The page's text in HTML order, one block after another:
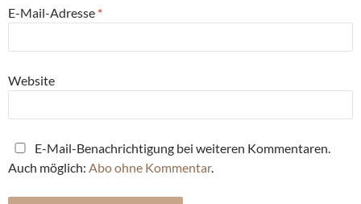
E-Mail-Adresse *
Website
E-Mail-Benachrichtigung bei weiteren Kommentaren.
Auch möglich: Abo ohne Kommentar.